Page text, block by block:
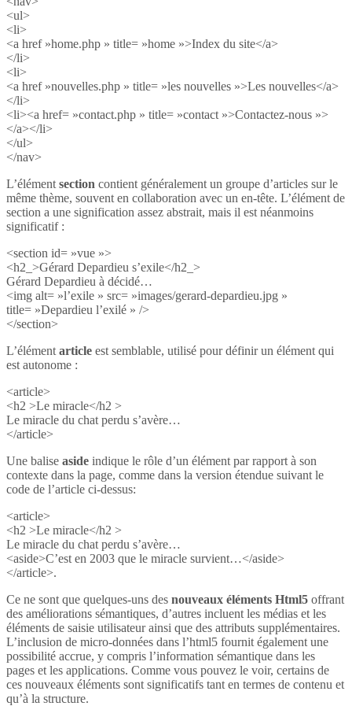
<ul>
<li>
<a href »home.php » title= »home »>Index du site</a>
</li>
<li>
<a href »nouvelles.php » title= »les nouvelles »>Les nouvelles</a>
</li>
<li><a href= »contact.php » title= »contact »>Contactez-nous »>
</a></li>
</ul>
</nav>
L’élément section contient généralement un groupe d’articles sur le
même thème, souvent en collaboration avec un en-tête. L’élément de
section a une signification assez abstrait, mais il est néanmoins
significatif :
<section id= »vue »>
<h2_>Gérard Depardieu s’exile</h2_>
Gérard Depardieu à décidé…
<img alt= »l’exile » src= »images/gerard-depardieu.jpg »
title= »Depardieu l’exilé » />
</section>
L’élément article est semblable, utilisé pour définir un élément qui
est autonome :
<article>
<h2 >Le miracle</h2 >
Le miracle du chat perdu s’avère…
</article>
Une balise aside indique le rôle d’un élément par rapport à son
contexte dans la page, comme dans la version étendue suivant le
code de l’article ci-dessus:
<article>
<h2 >Le miracle</h2 >
Le miracle du chat perdu s’avère…
<aside>C’est en 2003 que le miracle survient…</aside>
</article>.
Ce ne sont que quelques-uns des nouveaux éléments Html5 offrant
des améliorations sémantiques, d’autres incluent les médias et les
éléments de saisie utilisateur ainsi que des attributs supplémentaires.
L’inclusion de micro-données dans l’html5 fournit également une
possibilité accrue, y compris l’information sémantique dans les
pages et les applications. Comme vous pouvez le voir, certains de
ces nouveaux éléments sont significatifs tant en termes de contenu et
qu’à la structure.